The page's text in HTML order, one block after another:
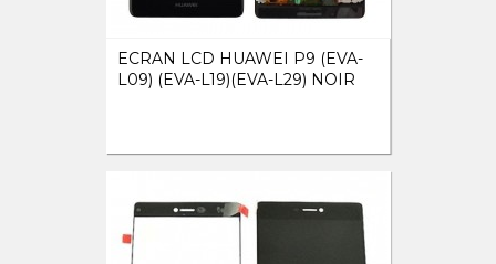
ECRAN LCD HUAWEI P9 (EVA-
L09) (EVA-L19)(EVA-L29) NOIR